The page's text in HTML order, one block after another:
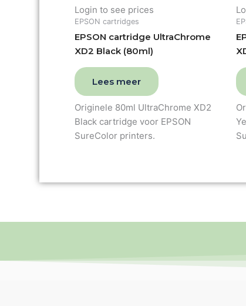
Login to see prices
EPSON cartridges
EPSON cartridge UltraChrome
XD2 Black (80ml)
Lees meer
Originele 80ml UltraChrome XD2
Black cartridge voor EPSON
SureColor printers.